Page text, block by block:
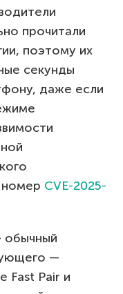
прочитали
поэтому их
секунды
даже если
номер CVE-2025-
обычный
—
Fast Pair и